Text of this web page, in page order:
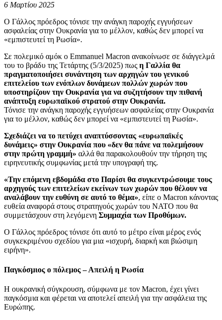
6 Μαρτίου 2025
Ο Γάλλος πρόεδρος τόνισε την ανάγκη παροχής εγγυήσεων
ασφαλείας στην Ουκρανία για το μέλλον, καθώς δεν μπορεί να
«εμπιστευτεί τη Ρωσία».
Σε πολεμικό αμόκ ο Emmanuel Macron ανακοίνωσε σε διάγγελμά
του το βράδυ της Τετάρτης (5/3/2025) πως η Γαλλία θα
πραγματοποιήσει συνάντηση των αρχηγών του γενικού
επιτελείου των ενόπλων δυνάμεων πολλών χωρών που
υποστηρίζουν την Ουκρανία για να συζητήσουν την πιθανή
ανάπτυξη ευρωπαϊκού στρατού στην Ουκρανία.
Τόνισε την ανάγκη παροχής εγγυήσεων ασφαλείας στην Ουκρανία
για το μέλλον, καθώς δεν μπορεί να «εμπιστευτεί τη Ρωσία».
Σχεδιάζει να το πετύχει αναπτύσσοντας «ευρωπαϊκές
δυνάμεις» στην Ουκρανία που «δεν θα πάνε να πολεμήσουν
στην πρώτη γραμμή» αλλά θα παρακολουθούν την τήρηση της
ειρηνευτικής συμφωνίας μετά την υπογραφή της.
«Την επόμενη εβδομάδα στο Παρίσι θα συγκεντρώσουμε τους
αρχηγούς των επιτελείων εκείνων των χωρών που θέλουν να
αναλάβουν την ευθύνη σε αυτό το θέμα», είπε ο Macron κάνοντας
ευθεία αναφορά στους στρατηγούς χωρών του ΝΑΤΟ που θα
συμμετάσχουν στη λεγόμενη Συμμαχία των Προθύμων.
Ο Γάλλος πρόεδρος τόνισε ότι αυτό το μέτρο είναι μέρος ενός
συγκεκριμένου σχεδίου για μια «ισχυρή, διαρκή και βιώσιμη
ειρήνη».
Παγκόσμιος ο πόλεμος – Απειλή η Ρωσία
Η ουκρανική σύγκρουση, σύμφωνα με τον Macron, έχει γίνει
παγκόσμια και φέρεται να αποτελεί απειλή για την ασφάλεια της
Ευρώπης.